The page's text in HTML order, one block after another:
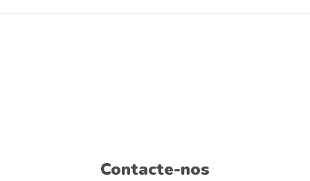
Contacte-nos